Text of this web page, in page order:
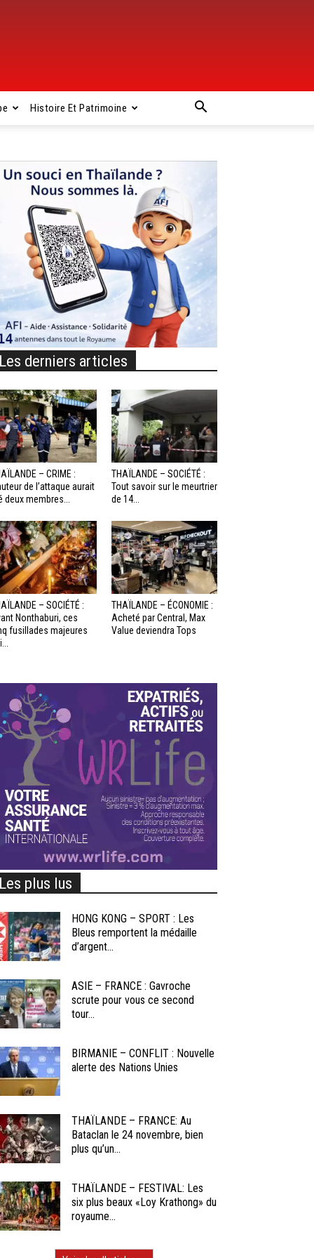
Histoire Et Patrimoine
Les derniers articles
– CRIME :
de l’attaque aurait
deux membres...
THAÏLANDE – SOCIÉTÉ :
Tout savoir sur le meurtrier
de 14...
– SOCIÉTÉ :
Nonthaburi, ces
fusillades majeures
THAÏLANDE – ÉCONOMIE :
Acheté par Central, Max
Value deviendra Tops
Les plus lus
HONG KONG – SPORT : Les
Bleus remportent la médaille
d’argent...
ASIE – FRANCE : Gavroche
scrute pour vous ce second
tour...
BIRMANIE – CONFLIT : Nouvelle
alerte des Nations Unies
THAÏLANDE – FRANCE: Au
Bataclan le 24 novembre, bien
plus qu’un...
THAÏLANDE – FESTIVAL: Les
six plus beaux «Loy Krathong» du
royaume...